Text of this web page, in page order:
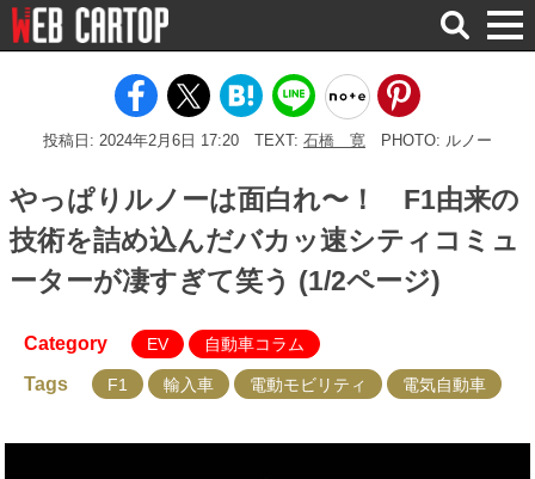
検
索
投稿日: 2024年2月6日 17:20 TEXT: 石橋 寛 PHOTO: ルノー
やっぱりルノーは面白れ〜！ F1由来の
技術を詰め込んだバカッ速シティコミュ
ーターが凄すぎて笑う (1/2ページ)
Category EV 自動車コラム
Tags F1 輸入車 電動モビリティ 電気自動車